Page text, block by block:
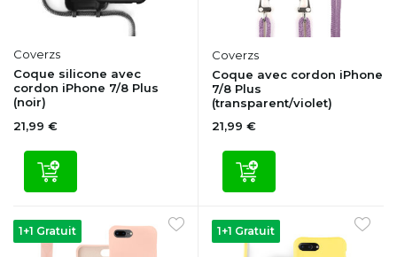
Coverzs
Coque silicone avec
cordon iPhone 7/8 Plus
(noir)
21,99 €
Coverzs
Coque avec cordon iPhone
7/8 Plus
(transparent/violet)
21,99 €
1+1 Gratuit 1+1 Gratuit